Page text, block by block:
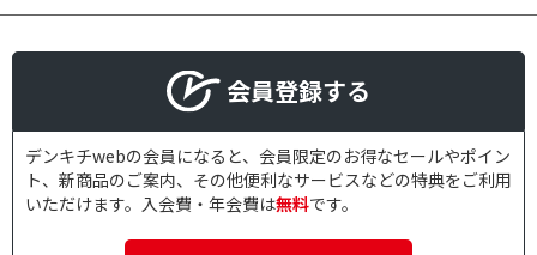
会員登録する
デンキチwebの会員になると、会員限定のお得なセールやポイン
ト、新商品のご案内、その他便利なサービスなどの特典をご利用
いただけます。入会費・年会費は無料です。